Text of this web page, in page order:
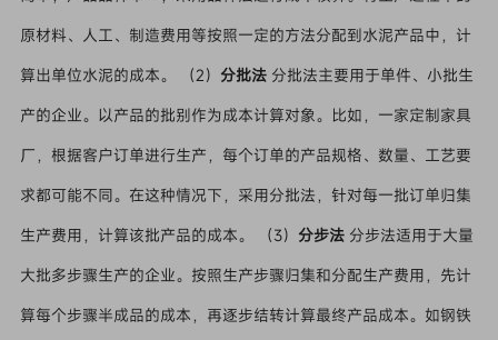
原材料、人工、制造费用等按照一定的方法分配到水泥产品中，计
算出单位水泥的成本。 （2） 分批法分批法主要用于单件、小批生
产的企业。以产品的批别作为成本计算对象。比如，一家定制家具
厂，根据客户订单进行生产，每个订单的产品规格、数量、工艺要
求都可能不同。在这种情况下，采用分批法，针对每一批订单归集
生产费用，计算该批产品的成本。 （3） 分步法分步法适用于大量
大批多步骤生产的企业。按照生产步骤归集和分配生产费用，先计
算每个步骤半成品的成本，再逐步结转计算最终产品成本。如钢铁